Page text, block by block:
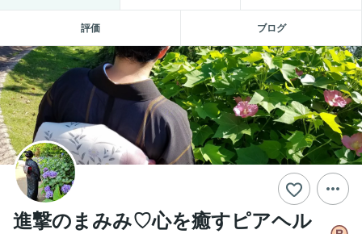
評価 ブログ
進撃のまみみ♡心を癒すピアヘル